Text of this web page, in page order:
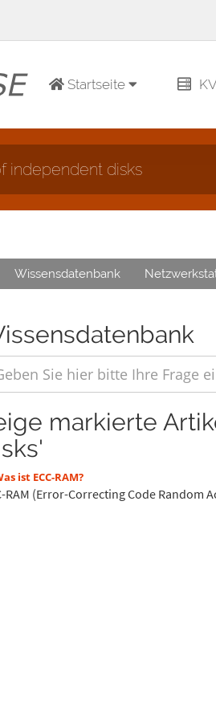
Startseite
independent disks
Wissensdatenbank
markierte
ist ECC-RAM?
RAM (Error-Correcting Code Random